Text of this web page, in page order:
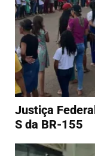
Justiça
S da BR-155